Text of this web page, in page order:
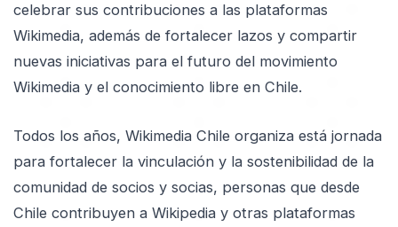
celebrar sus contribuciones a las plataformas
Wikimedia, además de fortalecer lazos y compartir
nuevas iniciativas para el futuro del movimiento
Wikimedia y el conocimiento libre en Chile.
Todos los años, Wikimedia Chile organiza está jornada
para fortalecer la vinculación y la sostenibilidad de la
comunidad de socios y socias, personas que desde
Chile contribuyen a Wikipedia y otras plataformas